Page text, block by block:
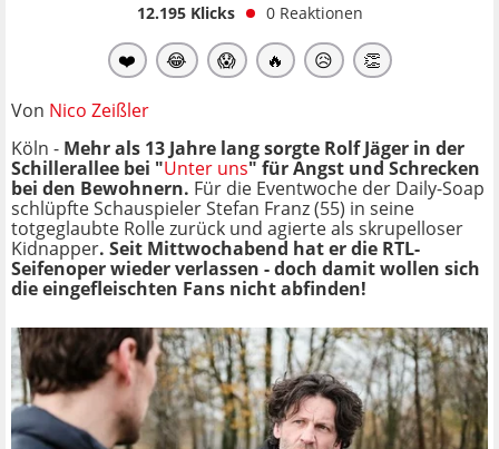
12.195Klicks 0 Reaktionen
❤️ 😂 😱 🔥 😥 👏
Von Nico Zeißler
Köln - Mehr als 13 Jahre lang sorgte Rolf Jäger in der
Schillerallee bei "Unter uns" für Angst und Schrecken
bei den Bewohnern. Für die Eventwoche der Daily-Soap
schlüpfte Schauspieler Stefan Franz (55) in seine
totgeglaubte Rolle zurück und agierte als skrupelloser
Kidnapper. Seit Mittwochabend hat er die RTL-
Seifenoper wieder verlassen - doch damit wollen sich
die eingefleischten Fans nicht abfinden!